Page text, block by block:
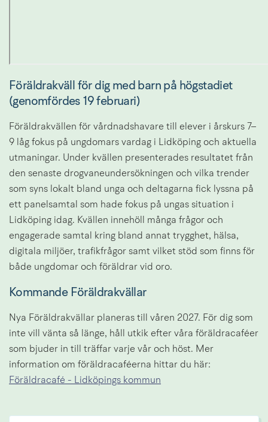
Föräldrakväll för dig med barn på högstadiet
(genomfördes 19 februari)
Föräldrakvällen för vårdnadshavare till elever i årskurs 7–
9 låg fokus på ungdomars vardag i Lidköping och aktuella
utmaningar. Under kvällen presenterades resultatet från
den senaste drogvaneundersökningen och vilka trender
som syns lokalt bland unga och deltagarna fick lyssna på
ett panelsamtal som hade fokus på ungas situation i
Lidköping idag. Kvällen innehöll många frågor och
engagerade samtal kring bland annat trygghet, hälsa,
digitala miljöer, trafikfrågor samt vilket stöd som finns för
både ungdomar och föräldrar vid oro.
Kommande Föräldrakvällar
Nya Föräldrakvällar planeras till våren 2027. För dig som
inte vill vänta så länge, håll utkik efter våra föräldracaféer
som bjuder in till träffar varje vår och höst. Mer
Föräldracafé - Lidköpings kommun